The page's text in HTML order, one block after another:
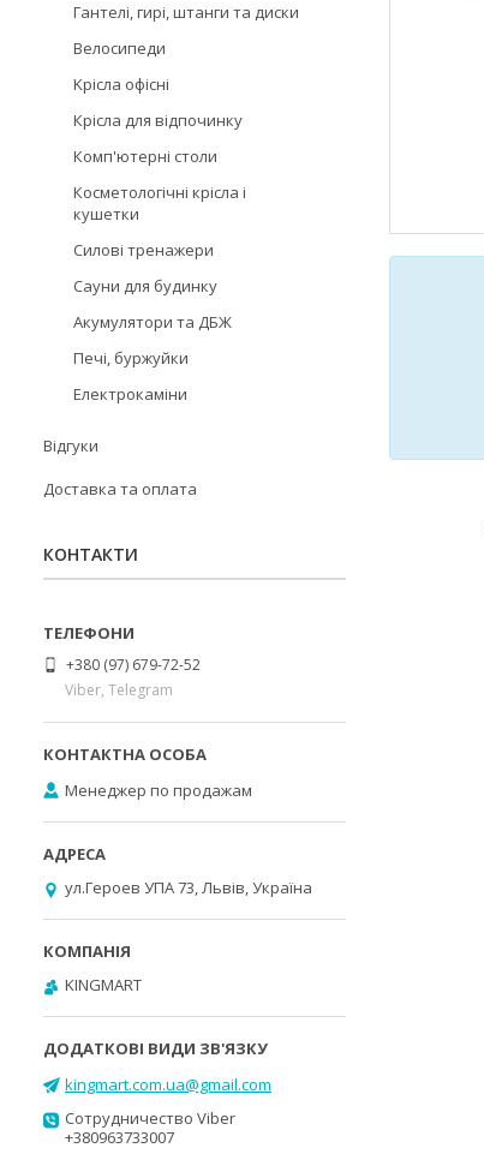
Гантелі, гирі, штанги та диски
Велосипеди
Kрісла oфісні
Крісла для відпочинку
Комп'ютерні столи
Косметологічні крісла і
кушетки
Силові тренажери
Сауни для будинку
Акумулятори та ДБЖ
Печі, буржуйки
Електрокаміни
Відгуки
Доставка та оплата
КОНТАКТИ
+380 (97) 679-72-52
Viber, Telegram
Менеджер по продажам
ул.Героев УПА 73, Львів, Україна
KINGMART
kingmart.com.ua@gmail.com
Сотрудничество Viber
+380963733007